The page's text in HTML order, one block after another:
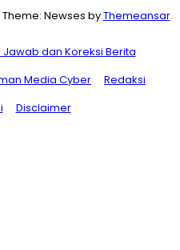
Theme: Newses byThemeansar.
Jawab dan Koreksi Berita
Media Cyber
Redaksi
Disclaimer